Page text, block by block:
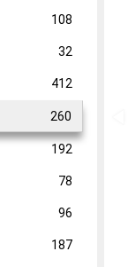
108
32
412
260
192
78
96
187